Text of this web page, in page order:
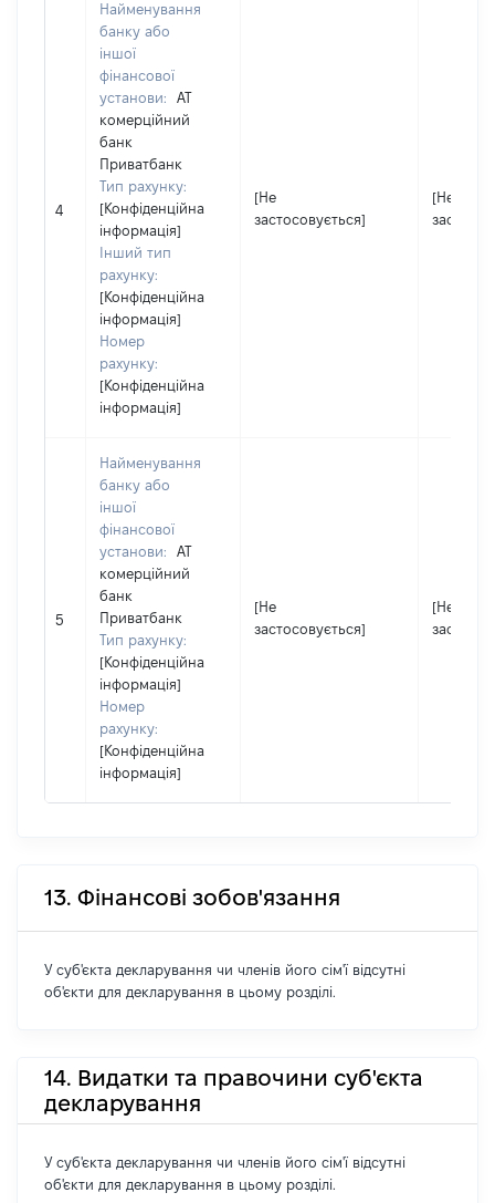
4
Найменування
банку або
іншої
фінансової
установи:
АТ
комерційний
банк
Приватбанк
Тип рахунку:
[Конфіденційна
інформація]
Інший тип
рахунку:
[Конфіденційна
інформація]
Номер
рахунку:
[Конфіденційна
інформація]
[Не
застосовується]
[Не
5
Найменування
банку або
іншої
фінансової
установи:
АТ
комерційний
банк
Приватбанк
Тип рахунку:
[Конфіденційна
інформація]
Номер
рахунку:
[Конфіденційна
інформація]
[Не
застосовується]
[Не
13. Фінансові зобов'язання
У суб'єкта декларування чи членів його сім'ї відсутні
об'єкти для декларування в цьому розділі.
14. Видатки та правочини суб'єкта
декларування
У суб'єкта декларування чи членів його сім'ї відсутні
об'єкти для декларування в цьому розділі.